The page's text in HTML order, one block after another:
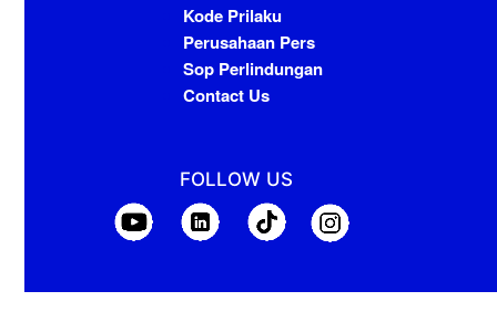
Kode Prilaku
Perusahaan Pers
Sop Perlindungan
Contact Us
FOLLOW US